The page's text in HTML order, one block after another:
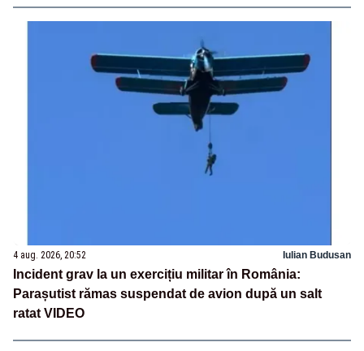
4 aug. 2026, 20:52 Iulian Budusan
Incident grav la un exercițiu militar în România:
Parașutist rămas suspendat de avion după un salt
ratat VIDEO